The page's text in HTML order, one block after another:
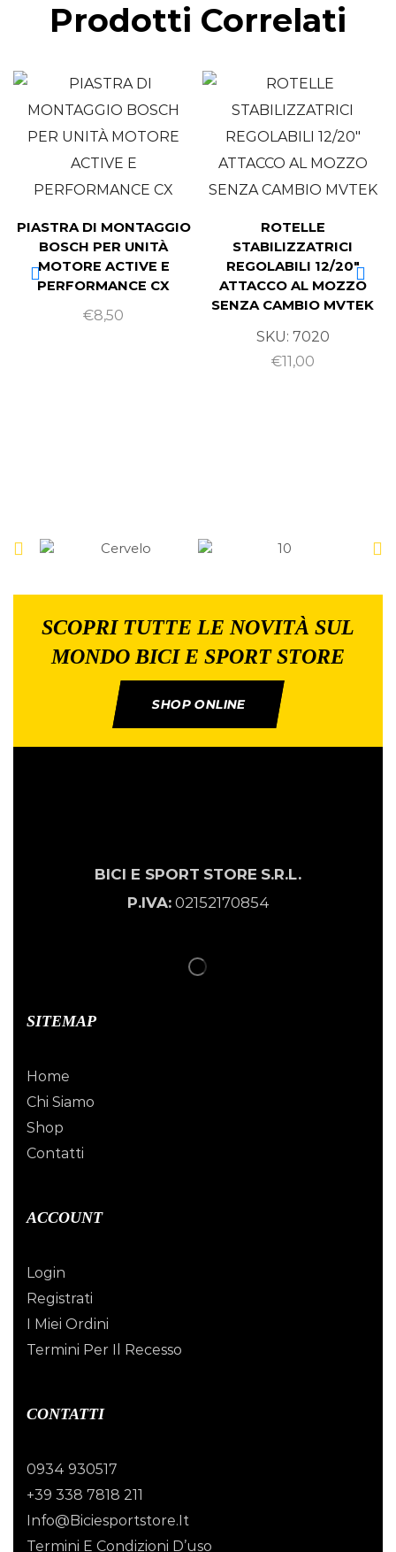
Prodotti Correlati
PIASTRA DI MONTAGGIO
BOSCH PER UNITÀ
MOTORE ACTIVE E
PERFORMANCE CX
€8,50
ROTELLE
STABILIZZATRICI
REGOLABILI 12/20″
ATTACCO AL MOZZO
SENZA CAMBIO MVTEK
SKU: 7020
€11,00
SCOPRI TUTTE LE NOVITÀ SUL
MONDO BICI E SPORT STORE
SHOP ONLINE
BICI E SPORT STORE S.R.L.
P.IVA:02152170854
SITEMAP
Home
Chi Siamo
Shop
Contatti
ACCOUNT
Login
Registrati
I Miei Ordini
Termini Per Il Recesso
CONTATTI
0934 930517
+39 338 7818 211
Info@biciesportstore.it
Termini E Condizioni D’uso